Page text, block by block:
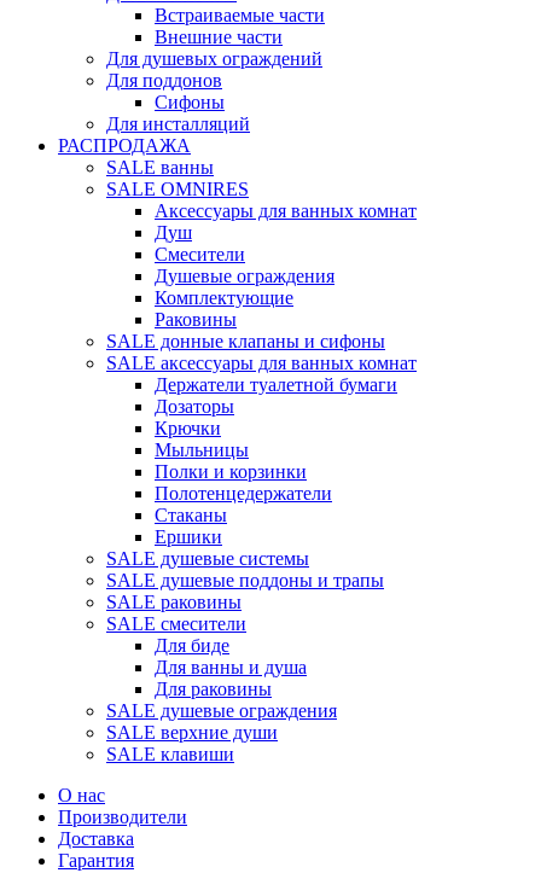
Встраиваемые части
Внешние части
Для душевых ограждений
Для поддонов
Сифоны
Для инсталляций
РАСПРОДАЖА
SALE ванны
SALE OMNIRES
Аксессуары для ванных комнат
Душ
Смесители
Душевые ограждения
Комплектующие
Раковины
SALE донные клапаны и сифоны
SALE аксессуары для ванных комнат
Держатели туалетной бумаги
Дозаторы
Крючки
Мыльницы
Полки и корзинки
Полотенцедержатели
Стаканы
Ершики
SALE душевые системы
SALE душевые поддоны и трапы
SALE раковины
SALE смесители
Для биде
Для ванны и душа
Для раковины
SALE душевые ограждения
SALE верхние души
SALE клавиши
О нас
Производители
Доставка
Гарантия